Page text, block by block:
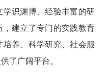
识渊博、经验丰富的研
建立了专门的实践教育
养、科学研究、社会服
了广阔平台。